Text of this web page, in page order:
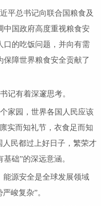
平总书记向联合国粮食及
中国政府高度重视粮食安
口的吃饭问题，并向有需
保障世界粮食安全贡献了
记有着深邃思考。
家园，世界各国人民应该
实而知礼节，衣食足而知
人民都过上好日子，繁荣才
础”的深远意涵。
能源安全是全球发展领域
峻复杂”。